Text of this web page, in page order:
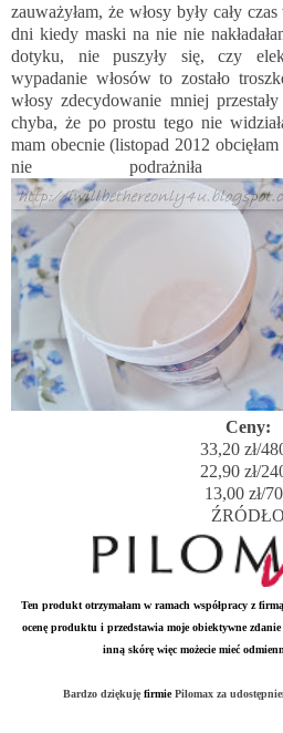
zauważyłam, że włosy były cały
dni kiedy maski na nie nie
dotyku, nie puszyły się, czy
wypadanie włosów to zostało
włosy zdecydowanie mniej
chyba, że po prostu tego nie
mam obecnie (listopad 2012
nie podrażniła
Ceny:
33,20 zł/
22,90 zł/
13,00 zł/
ŹRÓDŁO
Ten produkt otrzymałam w ramach współpracy z firmą
ocenę produktu i przedstawia moje obiektywne
inną skórę więc możecie mieć
Bardzo dziękuję firmiePilomax za